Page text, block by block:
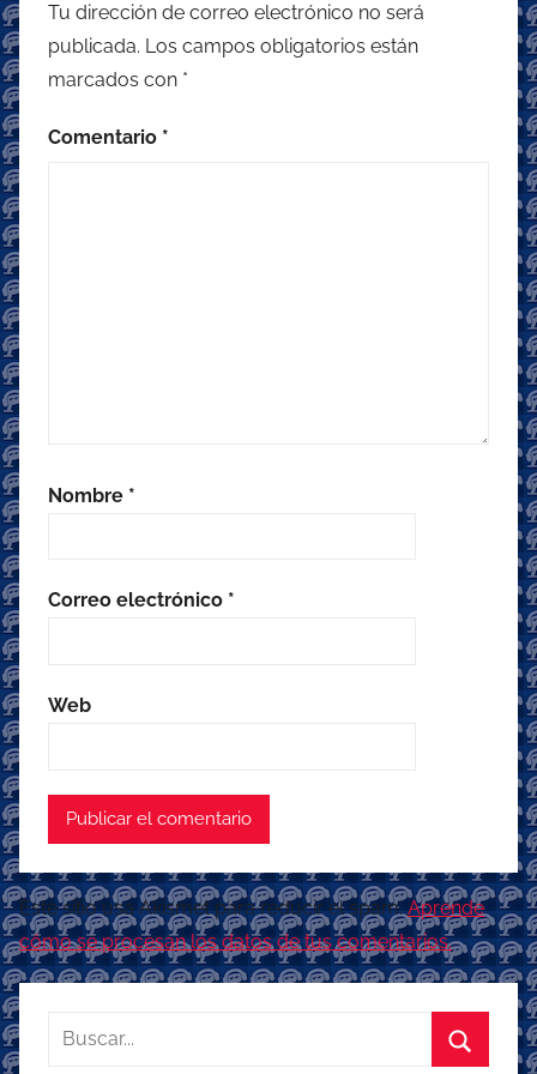
Tu dirección de correo electrónico no será
publicada. Los campos obligatorios están
marcados con *
Comentario *
Nombre *
Correo electrónico *
Web
Este sitio usa Akismet para reducir el spam.Aprende
cómo se procesan los datos de tus comentarios.
Buscar: